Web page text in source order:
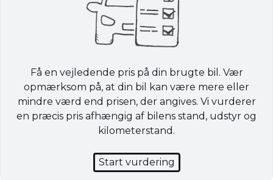
Få en vejledende pris på din brugte bil. Vær
opmærksom på, at din bil kan være mere eller
mindre værd end prisen, der angives. Vi vurderer
en præcis pris afhængig af bilens stand, udstyr og
kilometerstand.
Start vurdering